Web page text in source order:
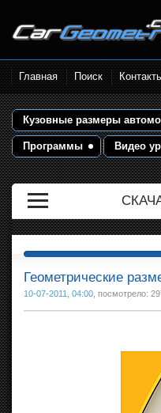
Размеры кузова
Контрольные точки и
размеры. Геометрия
Главная Поиск
Кузовные размеры
Программы Видео
Геометрические
10-07-2011, 04:00 , посмотрело: